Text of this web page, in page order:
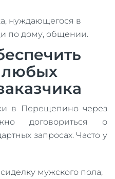
нуждающегося в
по дому, общении.
любых
в Перещепино через
договориться о
запросах. Часто у
мужского пола;